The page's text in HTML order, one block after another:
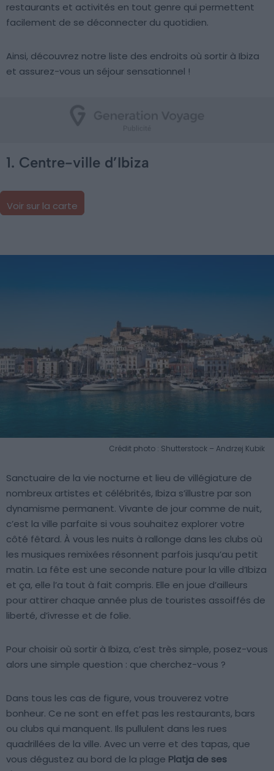
restaurants et activités en tout genre qui permettent
facilement de se déconnecter du quotidien.
Ainsi, découvrez notre liste des endroits où sortir à Ibiza
et assurez-vous un séjour sensationnel !
1. Centre-ville d’Ibiza
Voir sur la carte
Crédit photo : Shutterstock – Andrzej Kubik
Sanctuaire de la vie nocturne et lieu de villégiature de
nombreux artistes et célébrités, Ibiza s’illustre par son
dynamisme permanent. Vivante de jour comme de nuit,
c’est la ville parfaite si vous souhaitez explorer votre
côté fêtard. À vous les nuits à rallonge dans les clubs où
les musiques remixées résonnent parfois jusqu’au petit
matin. La fête est une seconde nature pour la ville d’Ibiza
et ça, elle l’a tout à fait compris. Elle en joue d’ailleurs
pour attirer chaque année plus de touristes assoiffés de
liberté, d’ivresse et de folie.
Pour choisir où sortir à Ibiza, c’est très simple, posez-vous
alors une simple question : que cherchez-vous ?
Dans tous les cas de figure, vous trouverez votre
bonheur. Ce ne sont en effet pas les restaurants, bars
ou clubs qui manquent. Ils pullulent dans les rues
quadrillées de la ville. Avec un verre et des tapas, que
vous dégustez au bord de la plage Platja de ses